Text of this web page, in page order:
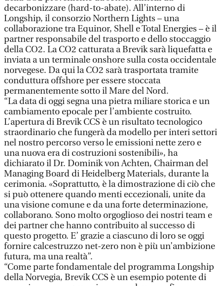
decarbonizzare (hard-to-abate). All’interno di
Longship, il consorzio Northern Lights – una
collaborazione tra Equinor, Shell e Total Energies – è il
partner responsabile del trasporto e dello stoccaggio
della CO2. La CO2 catturata a Brevik sarà liquefatta e
inviata a un terminale onshore sulla costa occidentale
norvegese. Da qui la CO2 sarà trasportata tramite
conduttura offshore per essere stoccata
permanentemente sotto il Mare del Nord.
“La data di oggi segna una pietra miliare storica e un
cambiamento epocale per l’ambiente costruito.
L’apertura di Brevik CCS è un risultato tecnologico
straordinario che fungerà da modello per interi settori
nel nostro percorso verso le emissioni nette zero e
una nuova era di costruzioni sostenibili», ha
dichiarato il Dr. Dominik von Achten, Chairman del
Managing Board di Heidelberg Materials, durante la
cerimonia. «Soprattutto, è la dimostrazione di ciò che
si può ottenere quando menti eccezionali, unite da
una visione comune e da una forte determinazione,
collaborano. Sono molto orgoglioso dei nostri team e
dei partner che hanno contribuito al successo di
questo progetto. E’ grazie a ciascuno di loro se oggi
fornire calcestruzzo net-zero non è più un’ambizione
futura, ma una realtà”.
“Come parte fondamentale del programma Longship
della Norvegia, Brevik CCS è un esempio potente di